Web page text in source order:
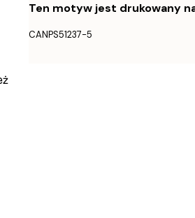
Ten motyw jest drukowany
CANPS51237-5